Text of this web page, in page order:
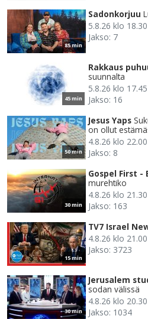
85 min
Sadonkorjuu
5.8.26 klo 18.30
Jakso: 7
45 min
Rakkaus
suunnalta
5.8.26 klo 17.45
Jakso: 16
50 min
Jesus Yaps
on ollut
4.8.26 klo 22.00
Jakso: 8
30 min
Gospel First -
murehtiko
4.8.26 klo 21.30
Jakso: 163
15 min
TV7 Israel
4.8.26 klo 21.00
Jakso: 3723
30 min
Jerusalem
sodan välissä
4.8.26 klo 20.30
Jakso: 1034